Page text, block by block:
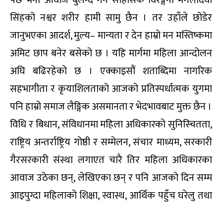
सिंहको नश्वर शरीर हामी सामु छैन । तर उहाँले छोडेर
जानुभएका आदर्श, मुल्य– मान्यता र देन हाम्रो मन मस्तिष्कमा
अमिट छाप बनेर बसेको छ । यहि मार्गमा महिला आन्दोलन
अघि बढिरहेको छ । एक्काइसौं शताब्दिमा नागरिक
सहभागीता र कृयाशिलताको आजको प्रतिस्पर्धात्मक युगमा
पनि हाम्रो समाज लैङ्गिक असमानता र भेदभावबाट मुक्त छैन ।
विधि र बिधान, संविधानमा महिला अधिकारको सुनिस्चितता,
राष्ट्रिय अन्तर्राष्ट्रिय गोष्ठी र सम्मेलन, संचार माध्यम, सरकारी
गैरसरकारी संस्था लगाएत चारै तिर महिला अधिकारका
आवाज उठेका छन्, लेखिएका छन् र पनि आजको दिन सम्म
आइपुग्दा महिलाको शिक्षा, स्वास्थ, आर्थिक पहुँच घरेलु तथा